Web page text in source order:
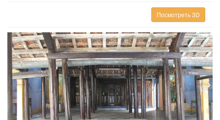
Посмотреть 3D